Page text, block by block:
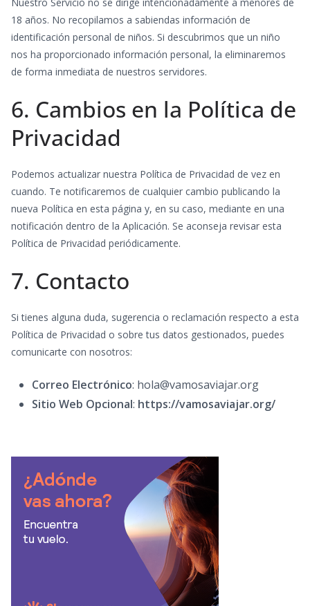
18 años. No recopilamos a sabiendas información de
identificación personal de niños. Si descubrimos que un niño
nos ha proporcionado información personal, la eliminaremos
de forma inmediata de nuestros servidores.
6. Cambios en la Política de
Privacidad
Podemos actualizar nuestra Política de Privacidad de vez en
cuando. Te notificaremos de cualquier cambio publicando la
nueva Política en esta página y, en su caso, mediante en una
notificación dentro de la Aplicación. Se aconseja revisar esta
Política de Privacidad periódicamente.
7. Contacto
Si tienes alguna duda, sugerencia o reclamación respecto a esta
Política de Privacidad o sobre tus datos gestionados, puedes
comunicarte con nosotros:
Correo Electrónico: hola@vamosaviajar.org
Sitio Web Opcional: https://vamosaviajar.org/